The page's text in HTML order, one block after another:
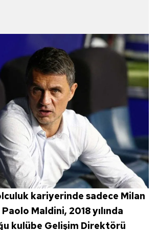
kariyerinde sadece Milan
Maldini, 2018 yılında
kulübe Gelişim Direktörü